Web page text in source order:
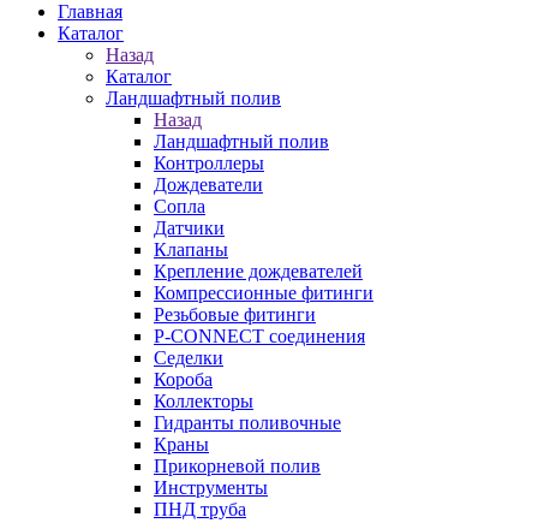
Главная
Каталог
Назад
Каталог
Ландшафтный полив
Назад
Ландшафтный полив
Контроллеры
Дождеватели
Сопла
Датчики
Клапаны
Крепление дождевателей
Компрессионные фитинги
Резьбовые фитинги
P-CONNECT соединения
Седелки
Короба
Коллекторы
Гидранты поливочные
Краны
Прикорневой полив
Инструменты
ПНД труба